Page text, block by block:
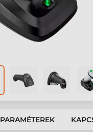
PARAMÉTEREK